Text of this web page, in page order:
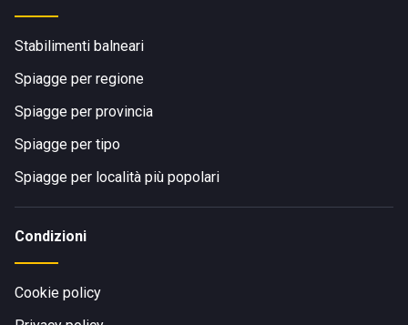
Stabilimenti balneari
Spiagge per regione
Spiagge per provincia
Spiagge per tipo
Spiagge per località più popolari
Condizioni
Cookie policy